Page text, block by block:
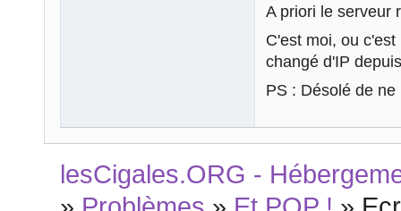
A priori le serveur
C'est moi, ou
changé d'IP
PS : Désolé de
lesCigales.ORG -